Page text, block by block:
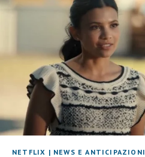
NETFLIX | NEWS E ANTICIPAZIONI